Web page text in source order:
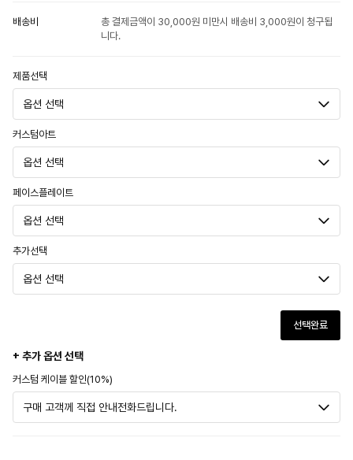
배송비
총 결제금액이 30,000원 미만시 배송비 3,000원이 청구됩
니다.
제품선택
커스텀아트
페이스플레이트
추가선택
선택완료
+ 추가 옵션 선택
커스텀 케이블 할인(10%)